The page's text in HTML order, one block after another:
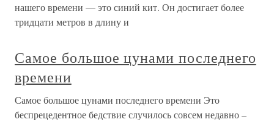
нашего времени — это синий кит. Он достигает более
тридцати метров в длину и
Самое большое цунами последнего
времени
Самое большое цунами последнего времени Это
беспрецедентное бедствие случилось совсем недавно –